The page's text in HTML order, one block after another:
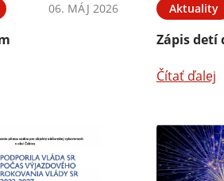
06. MÁJ 2026 Aktuality
Zápis detí
Čítať ďalej